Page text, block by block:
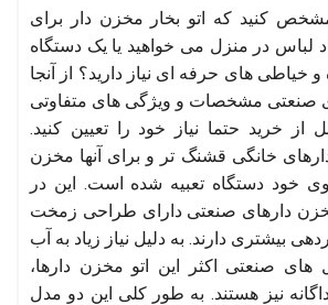
کنید که اتو بخار مخزن دار برای
لباس در منزل می خواهید یا یک دستگاه
خیاطی های حرفه ای نیاز دارید؟ از آنجا
صنعتی مشخصات و ویژگی های متفاوتی
از خرید حتما نیاز خود را تعیین کنید.
خانگی قشنگ تر و برای آنها مخزن
خود دستگاه تعبیه شده است. این در
دارهای صنعتی دارای طراحی زمخت
بیشتری دارند. به دلیل نیاز زیاد به آب
صنعتی اکثر این اتو مخزن دارها،
نیز هستند. به طور کلی این دو مدل